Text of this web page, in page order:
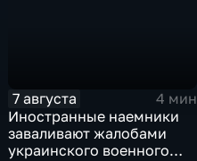
7 августа
4 мин
Иностранные наемники
заваливают жалобами
украинского военного